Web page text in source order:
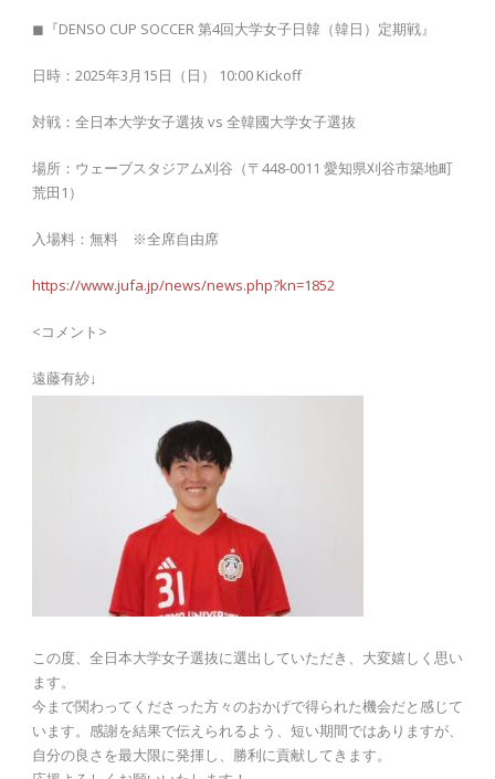
◼︎『DENSO CUP SOCCER 第4回大学女子日韓（韓日）定期戦』
日時：2025年3月15日（日） 10:00 Kickoff
対戦：全日本大学女子選抜 vs 全韓國大学女子選抜
場所：ウェーブスタジアム刈谷（〒448-0011 愛知県刈谷市築地町
荒田1）
入場料：無料 ※全席自由席
https://www.jufa.jp/news/news.php?kn=1852
<コメント>
遠藤有紗↓
この度、全日本大学女子選抜に選出していただき、大変嬉しく思い
ます。
今まで関わってくださった方々のおかげで得られた機会だと感じて
います。感謝を結果で伝えられるよう、短い期間ではありますが、
自分の良さを最大限に発揮し、勝利に貢献してきます。